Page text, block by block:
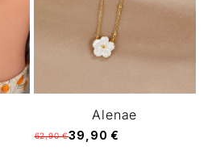
Alenae
62,90 €39,90 €